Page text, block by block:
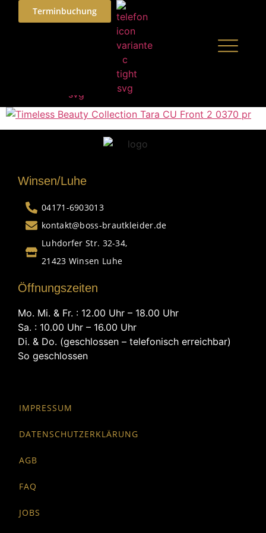
Terminbuchung
Winsen/Luhe
04171-6903013
kontakt@boss-brautkleider.de
Luhdorfer Str. 32-34,
21423 Winsen Luhe
Öffnungszeiten
Mo. Mi. & Fr. : 12.00 Uhr – 18.00 Uhr
Sa. : 10.00 Uhr – 16.00 Uhr
Di. & Do. (geschlossen – telefonisch erreichbar)
So geschlossen
IMPRESSUM
DATENSCHUTZERKLÄRUNG
AGB
FAQ
JOBS